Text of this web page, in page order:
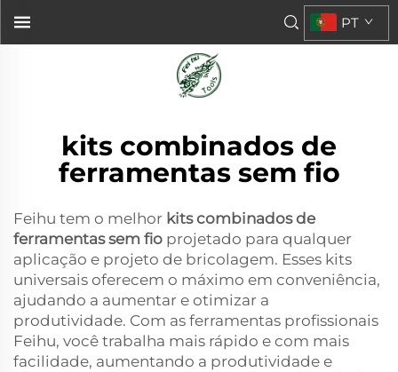
PT
kits combinados de
ferramentas sem fio
Feihu tem o melhor kits combinados de
ferramentas sem fio projetado para qualquer
aplicação e projeto de bricolagem. Esses kits
universais oferecem o máximo em conveniência,
ajudando a aumentar e otimizar a
produtividade. Com as ferramentas profissionais
Feihu, você trabalha mais rápido e com mais
facilidade, aumentando a produtividade e